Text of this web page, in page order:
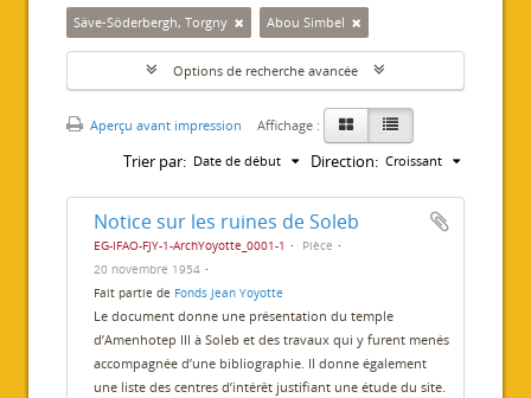
Säve-Söderbergh, Torgny Abou Simbel
Options de recherche avancée
Aperçu avant impression Affichage :
Trier par: Date de début Direction: Croissant
Notice sur les ruines de Soleb
EG-IFAO-FJY-1-ArchYoyotte_0001-1
Pièce
20 novembre 1954
Fait partie de Fonds Jean Yoyotte
Le document donne une présentation du temple
d’Amenhotep III à Soleb et des travaux qui y furent menés
accompagnée d’une bibliographie. Il donne également
une liste des centres d’intérêt justifiant une étude du site.